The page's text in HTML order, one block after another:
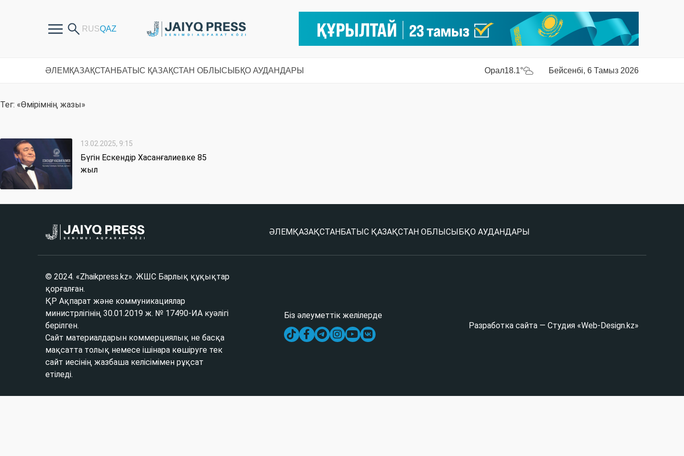
ӘЛЕМ ҚАЗАҚСТАН БАТЫС ҚАЗАҚСТАН ОБЛЫСЫ БҚО АУДАНДАРЫ Орал18.1° Бейсенбі, 6 Тамыз 2026
Тег: «Өмірімнің жазы»
13.02.2025, 9:15
Бүгін Ескендір Хасанғалиевке 85
жыл
ӘЛЕМ ҚАЗАҚСТАН БАТЫС ҚАЗАҚСТАН ОБЛЫСЫ БҚО АУДАНДАРЫ
© 2024. «Zhaikpress.kz». ЖШС Барлық құқықтар
қорғалған.
ҚР Ақпарат және коммуникациялар
министрлігінің 30.01.2019 ж. № 17490-ИА куәлігі
берілген.
Сайт материалдарын коммерциялық не басқа
мақсатта толық немесе ішінара көшіруге тек
сайт иесінің жазбаша келісімімен рұқсат
етіледі.
Біз әлеуметтік желілерде
Разработка сайта — Студия «Web-Design.kz»